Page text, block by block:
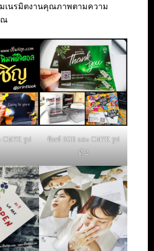
มเนรมิตงานคุณภาพตามความ
ณ
รูป
พิมพ์ RGB และ CMYK รูป
ที่ 2